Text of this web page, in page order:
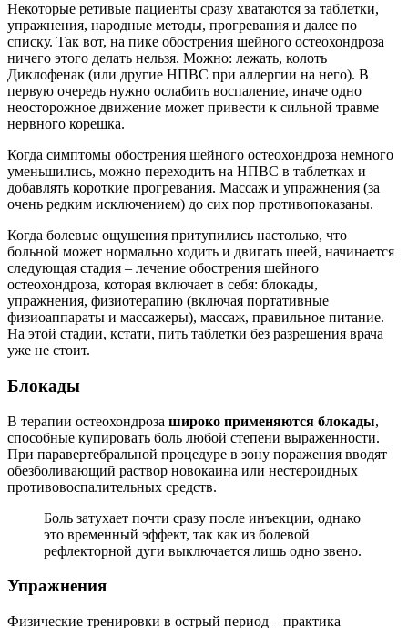
Некоторые ретивые пациенты сразу хватаются за таблетки,
упражнения, народные методы, прогревания и далее по
списку. Так вот, на пике обострения шейного остеохондроза
ничего этого делать нельзя. Можно: лежать, колоть
Диклофенак (или другие НПВС при аллергии на него). В
первую очередь нужно ослабить воспаление, иначе одно
неосторожное движение может привести к сильной травме
нервного корешка.
Когда симптомы обострения шейного остеохондроза немного
уменьшились, можно переходить на НПВС в таблетках и
добавлять короткие прогревания. Массаж и упражнения (за
очень редким исключением) до сих пор противопоказаны.
Когда болевые ощущения притупились настолько, что
больной может нормально ходить и двигать шеей, начинается
следующая стадия – лечение обострения шейного
остеохондроза, которая включает в себя: блокады,
упражнения, физиотерапию (включая портативные
физиоаппараты и массажеры), массаж, правильное питание.
На этой стадии, кстати, пить таблетки без разрешения врача
уже не стоит.
Блокады
В терапии остеохондроза широко применяются блокады,
способные купировать боль любой степени выраженности.
При паравертебральной процедуре в зону поражения вводят
обезболивающий раствор новокаина или нестероидных
противовоспалительных средств.
Боль затухает почти сразу после инъекции, однако
это временный эффект, так как из болевой
рефлекторной дуги выключается лишь одно звено.
Упражнения
Физические тренировки в острый период – практика